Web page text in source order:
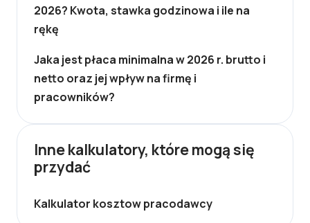
2026? Kwota, stawka godzinowa i ile na
rękę
Jaka jest płaca minimalna w 2026 r. brutto i
netto oraz jej wpływ na firmę i
pracowników?
Inne kalkulatory, które mogą się
przydać
Kalkulator kosztow pracodawcy